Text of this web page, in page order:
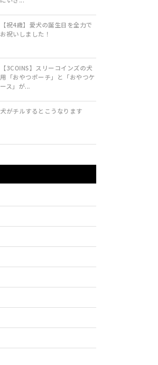
【祝4歳】愛犬の誕生日を全力で
お祝いしました！
【3COINS】スリーコインズの犬
用「おやつポーチ」と「おやつケ
ース」が...
犬がチルするとこうなります